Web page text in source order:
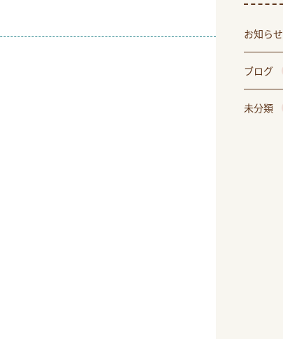
お知らせ
ブログ
未分類